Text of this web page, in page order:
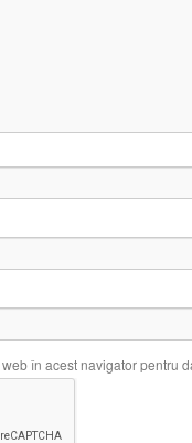
în acest navigator pentru